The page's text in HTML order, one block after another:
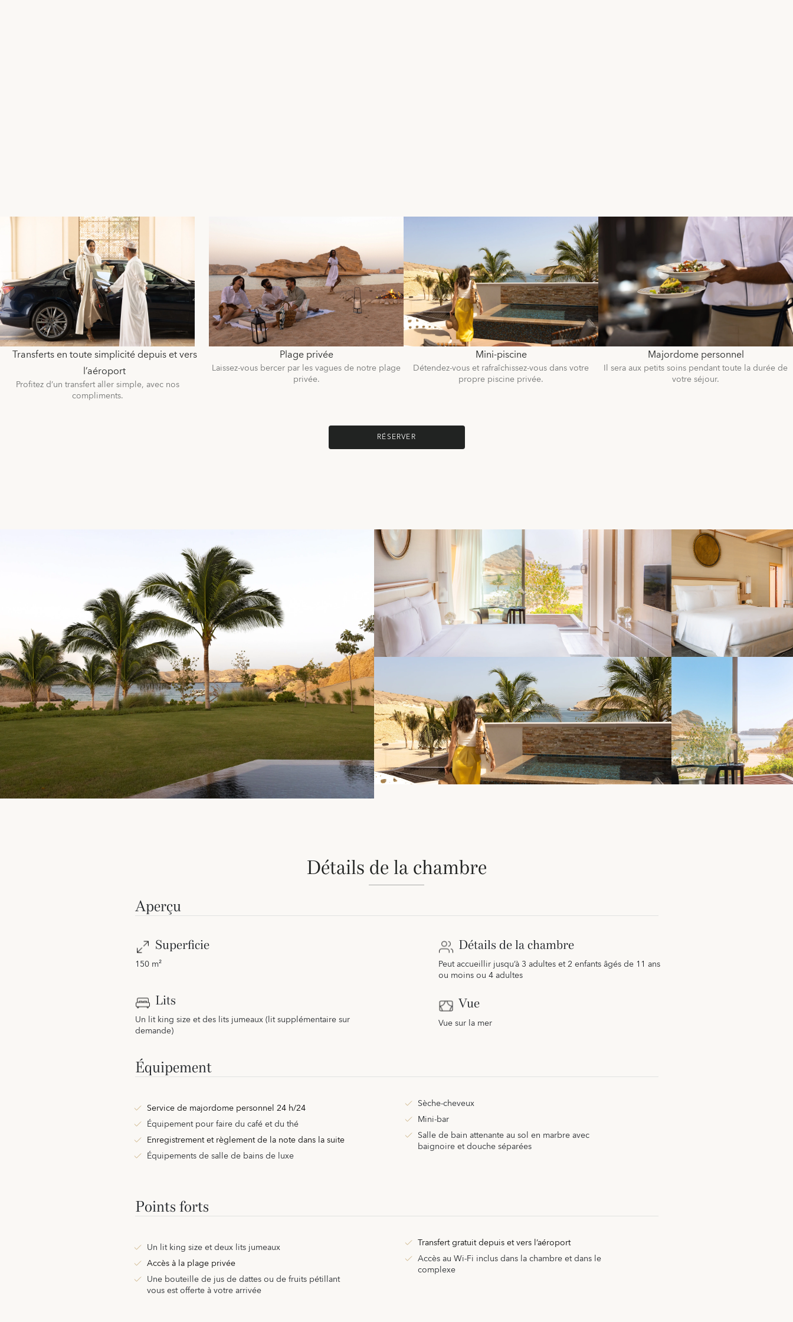
Transferts en toute simplicité depuis et vers
l’aéroport
Profitez d’un transfert aller simple, avec nos
compliments.
Plage privée
Laissez-vous bercer par les vagues de notre plage
privée.
Mini-piscine
Détendez-vous et rafraîchissez-vous dans votre
propre piscine privée.
Majordome personnel
Il sera aux petits soins pendant toute la durée de
votre séjour.
RÉSERVER
Détails de la chambre
Aperçu
Superficie
150 m²
Lits
Un lit king size et des lits jumeaux (lit supplémentaire sur
demande)
Détails de la chambre
Peut accueillir jusqu’à 3 adultes et 2 enfants âgés de 11 ans
ou moins ou 4 adultes
Vue
Vue sur la mer
Équipement
Service de majordome personnel 24 h/24
Équipement pour faire du café et du thé
Enregistrement et règlement de la note dans la suite
Équipements de salle de bains de luxe
Sèche-cheveux
Mini-bar
Salle de bain attenante au sol en marbre avec
baignoire et douche séparées
Points forts
Un lit king size et deux lits jumeaux
Accès à la plage privée
Une bouteille de jus de dattes ou de fruits pétillant
vous est offerte à votre arrivée
Transfert gratuit depuis et vers l’aéroport
Accès au Wi-Fi inclus dans la chambre et dans le
complexe